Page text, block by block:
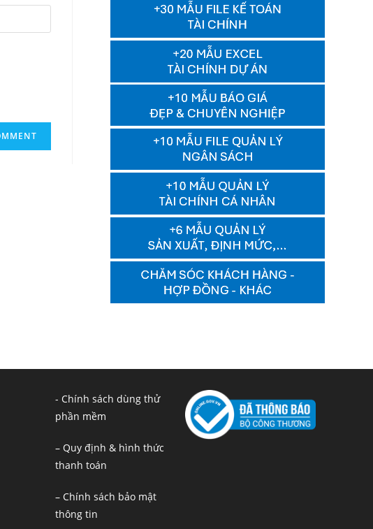
- Chính sách dùng thử
phần mềm
– Quy định & hình thức
thanh toán
– Chính sách bảo mật
thông tin